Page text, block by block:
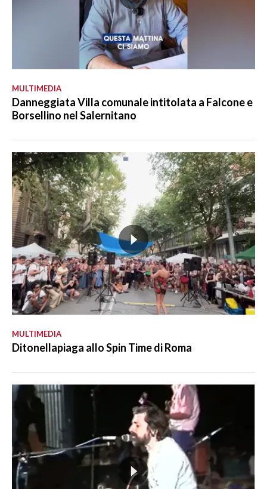
MULTIMEDIA
Danneggiata Villa comunale intitolata a Falcone e
Borsellino nel Salernitano
MULTIMEDIA
Ditonellapiaga allo Spin Time di Roma